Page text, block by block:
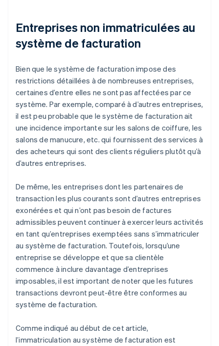
Entreprises non immatriculées au
système de facturation
Bien que le système de facturation impose des
restrictions détaillées à de nombreuses entreprises,
certaines d’entre elles ne sont pas affectées par ce
système. Par exemple, comparé à d’autres entreprises,
il est peu probable que le système de facturation ait
une incidence importante sur les salons de coiffure, les
salons de manucure, etc. qui fournissent des services à
des acheteurs qui sont des clients réguliers plutôt qu’à
d’autres entreprises.
De même, les entreprises dont les partenaires de
transaction les plus courants sont d’autres entreprises
exonérées et qui n’ont pas besoin de factures
admissibles peuvent continuer à exercer leurs activités
en tant qu’entreprises exemptées sans s’immatriculer
au système de facturation. Toutefois, lorsqu’une
entreprise se développe et que sa clientèle
commence à inclure davantage d’entreprises
imposables, il est important de noter que les futures
transactions devront peut-être être conformes au
système de facturation.
Comme indiqué au début de cet article,
l’immatriculation au système de facturation est